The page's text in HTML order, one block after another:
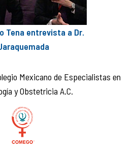
Tena entrevista a Dr.
Mexicano de Especialistas en
y Obstetricia A.C.